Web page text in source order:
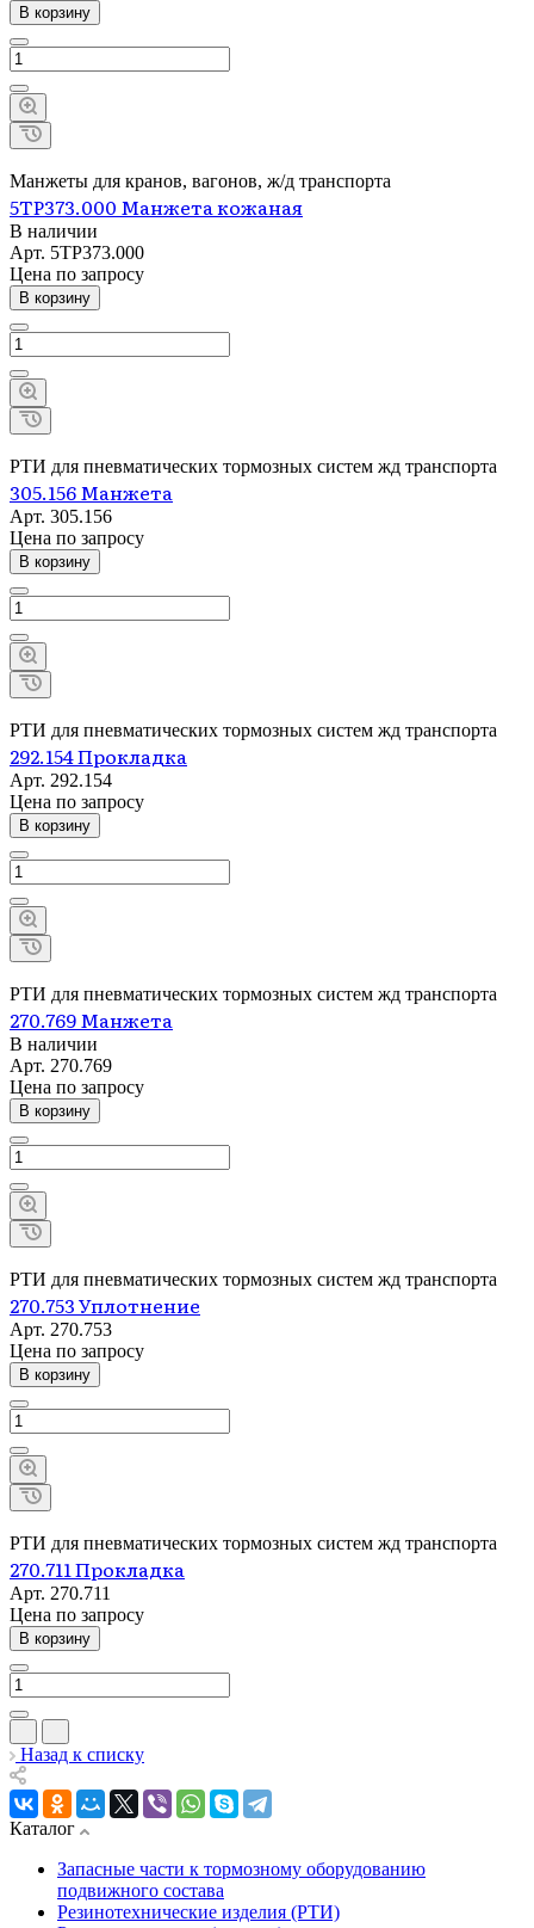
В корзину
Манжеты для кранов, вагонов, ж/д транспорта
5ТР373.000 Манжета кожаная
В наличии
Арт. 5ТР373.000
Цена по запросу
В корзину
РТИ для пневматических тормозных систем жд транспорта
305.156 Манжета
Арт. 305.156
Цена по запросу
В корзину
РТИ для пневматических тормозных систем жд транспорта
292.154 Прокладка
Арт. 292.154
Цена по запросу
В корзину
РТИ для пневматических тормозных систем жд транспорта
270.769 Манжета
В наличии
Арт. 270.769
Цена по запросу
В корзину
РТИ для пневматических тормозных систем жд транспорта
270.753 Уплотнение
Арт. 270.753
Цена по запросу
В корзину
РТИ для пневматических тормозных систем жд транспорта
270.711 Прокладка
Арт. 270.711
Цена по запросу
В корзину
Назад к списку
Каталог
Запасные части к тормозному оборудованию
подвижного состава
Резинотехнические изделия (РТИ)